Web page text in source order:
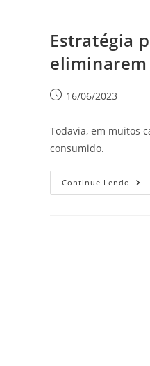
Estratégia
16/06/2023
Todavia, em muitos
consumido.
Continue Lendo